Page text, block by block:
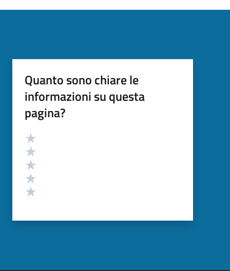
Quanto sono chiare le
informazioni su questa
pagina?
Valutazione